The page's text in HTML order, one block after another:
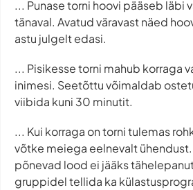
... Punase torni hoovi pääseb läbi
tänaval. Avatud väravast näed
astu julgelt edasi.
... Pisikesse torni mahub korraga
inimesi. Seetõttu võimaldab
viibida kuni 30 minutit.
... Kui korraga on torni tulemas
võtke meiega eelnevalt ühendust.
põnevad lood ei jääks
gruppidel tellida ka